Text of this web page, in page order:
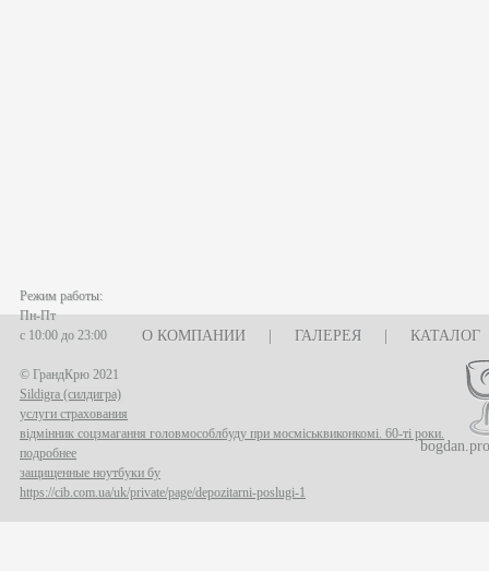
О КОМПАНИИ ГАЛЕРЕЯ КАТАЛОГ
Режим работы:
Пн-Пт
с 10:00 до 23:00
© ГрандКрю 2021
Sildigra (силдигра)
услуги страхования
відмінник соцзмагання головмособлбуду при мосміськвиконкомі. 60-ті роки.
подробнее
защищенные ноутбуки бу
https://cib.com.ua/uk/private/page/depozitarni-poslugi-1